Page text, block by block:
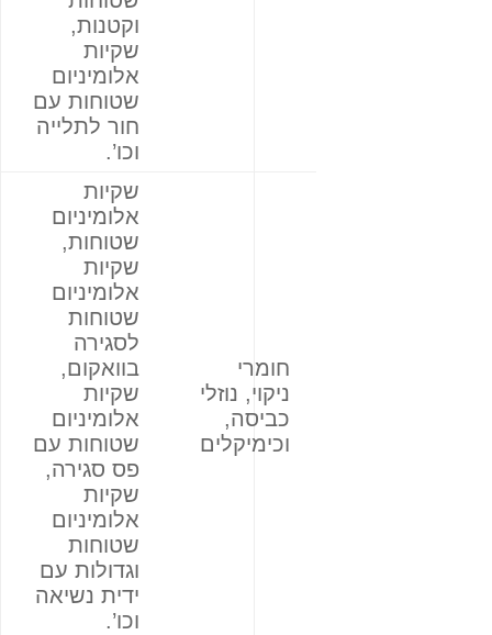
וקטנות,
שקיות
אלומיניום
שטוחות עם
חור לתלייה
וכו’.
שקיות
אלומיניום
שטוחות,
שקיות
אלומיניום
שטוחות
לסגירה
בוואקום,
שקיות
אלומיניום
שטוחות עם
פס סגירה,
שקיות
אלומיניום
שטוחות
וגדולות עם
ידית נשיאה
וכו’.
חומרי
ניקוי, נוזלי
כביסה,
וכימיקלים